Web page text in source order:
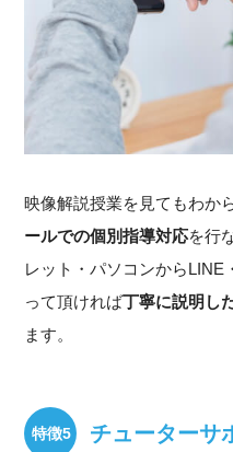
映像解説授業を見てもわか
ールでの個別指導対応を行
レット・パソコンからLINE
って頂ければ丁寧に説明し
ます。
チューターサ